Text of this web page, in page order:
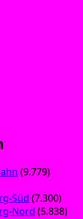
(9.779)
Süd (7.300)
Nord (5.838)